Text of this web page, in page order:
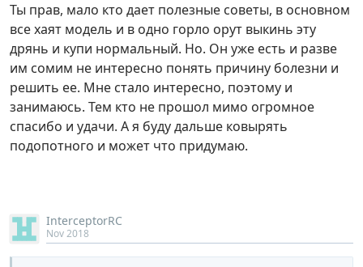
Ты прав, мало кто дает полезные советы, в основном
все хаят модель и в одно горло орут выкинь эту
дрянь и купи нормальный. Но. Он уже есть и разве
им сомим не интересно понять причину болезни и
решить ее. Мне стало интересно, поэтому и
занимаюсь. Тем кто не прошол мимо огромное
спасибо и удачи. А я буду дальше ковырять
подопотного и может что придумаю.
InterceptorRC
Nov 2018